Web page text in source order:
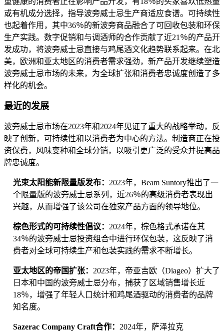
或有机成分选择，指导波旁威士忌生产商适应食谱。可持续性
也起着作用，其中36％的新波旁商品融合了可回收包装和环保
生产实践。数字促销和与调酒师的合作贡献了近21％的产品开
发成功，将波旁威士忌直接与鸡尾酒文化趋势联系起来。在北
美，欧洲和亚太地区的消费者需求强劲，新产品开发继续塑造
波旁威士忌市场的未来，为全球扩张和消费者忠诚度创造了多
样化的机会。
最近的发展
波旁威士忌市场在2023年和2024年见证了重大的战略举动，反
映了创新，可持续性和以消费者为中心的方法。制造商正在投
资保费，风味变种和全球分销，以吸引更广泛的受众并提高品
牌忠诚度。
光束太阳能新限量版发布： 2023年，Beam Suntory推出了一
个限量版的波旁威士忌系列，近26％的高级消费者表现出
兴趣，从而增强了该公司在独家产品方面的领导地位。
棕色形式的可持续性倡议： 2024年，棕色格式承诺在其
34％的波旁威士忌投资组合中进行环保包装，这反映了消
费者对全球可持续生产和包装实践的需求不断增长。
亚太地区的帝国扩张： 2023年，帝亚吉欧（Diageo）扩大了
日本和中国的波旁威士忌分布，捕获了区域销售增长近
18％，增强了年轻人口统计和鸡尾酒驱动的​​消费者的品牌
知名度。
Sazerac Company Craft合作： 2024年，萨泽拉克